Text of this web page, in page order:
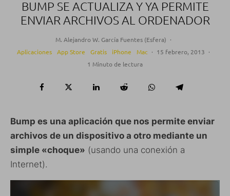
BUMP SE ACTUALIZA Y YA PERMITE
ENVIAR ARCHIVOS AL ORDENADOR
M. Alejandro W. García Fuentes (Esfera) ·
Aplicaciones
App Store Gratis iPhone Mac · 15 febrero, 2013 ·
1 Minuto de lectura
Bump es una aplicación que nos permite enviar
archivos de un dispositivo a otro mediante un
simple «choque» (usando una conexión a
Internet).